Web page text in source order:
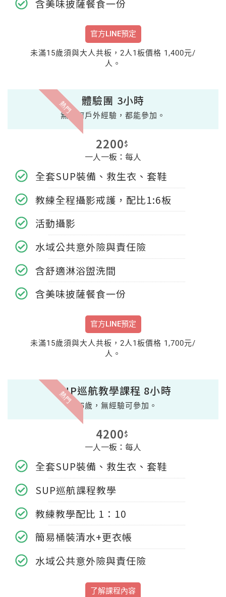
含美味披薩餐食一份
官方LINE預定
未滿15歲須與大人共板，2人1板價格 1,400元/
人。
熱門 體驗團 3小時
無任何戶外經驗，都能參加。
2200$
一人一板：每人
全套SUP裝備、救生衣、套鞋
教練全程攝影戒護，配比1:6板
活動攝影
水域公共意外險與責任險
含舒適淋浴盥洗間
含美味披薩餐食一份
官方LINE預定
未滿15歲須與大人共板，2人1板價格 1,700元/
人。
熱門
SUP巡航教學課程 8小時
滿15歲，無經驗可參加。
4200$
一人一板：每人
全套SUP裝備、救生衣、套鞋
SUP巡航課程教學
教練教學配比 1：10
簡易桶裝清水+更衣帳
水域公共意外險與責任險
了解課程內容